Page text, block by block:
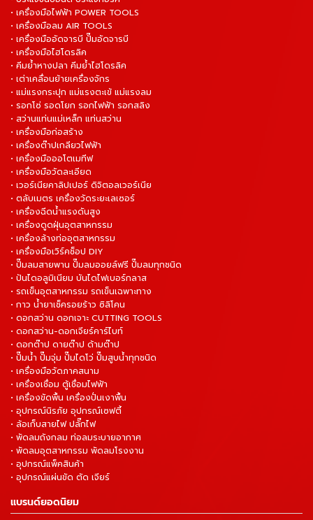
• เครื่องมือไฟฟ้า POWER TOOLS
• เครื่องมือลม AIR TOOLS
• เครื่องมืออัดจารบี ปั๊มอัดจารบี
• เครื่องมือไฮโดรลิค
• คีมย้ำหางปลา คีมย้ำไฮโดรลิค
• เต่าเคลื่อนย้ายเครื่องจักร
• แม่แรงกระปุก แม่แรงตะเข้ แม่แรงลม
• รอกโซ่ รอดโยก รอกไฟฟ้า รอกสลิง
• สว่านแท่นแม่เหล็ก แท่นสว่าน
• เครื่องมือก่อสร้าง
• เครื่องต๊าปเกลียวไฟฟ้า
• เครื่องมือออโตเมทีฟ
• เครื่องมือวัดละเอียด
• เวอร์เนียคาลิปเปอร์ ดิจิตอลเวอร์เนีย
• ตลับเมตร เครื่องวัดระยะเลเซอร์
• เครื่องฉีดน้ำแรงดันสูง
• เครื่องดูดฝุ่นอุตสาหกรรม
• เครื่องล้างท่ออุตสาหกรรม
• เครื่องมือเวิร์คช็อป DIY
• ปั๊มลมสายพาน ปั๊มลมออยล์ฟรี ปั๊มลมทุกชนิด
• ปันไดอลูมิเนียม บันไดไฟเบอร์กลาส
• รถเข็นอุตสาหกรรม รถเข็นเฉพาะทาง
• กาว น้ำยาเช็ครอยร้าว ซิลิโคน
• ดอกสว่าน ดอกเจาะ CUTTING TOOLS
• ดอกสว่าน-ดอกเจียร์คาร์ไบท์
• ดอกต๊าป ดายต๊าป ด้ามต๊าป
• ปั๊มน้ำ ปั๊มจุ่ม ปั๊มไดโว่ ปั๊มสูบน้ำทุกชนิด
• เครื่องมือวัดภาคสนาม
• เครื่องเชื่อม ตู้เชื่อมไฟฟ้า
• เครื่องขัดพื้น เครื่องปั่นเงาพื้น
• อุปกรณ์นิรภัย อุปกรณ์เซฟตี้
• ล้อเก็บสายไฟ ปลั๊กไฟ
• พัดลมถังกลม ท่อลมระบายอากาศ
• พัดลมอุตสาหกรรม พัดลมโรงงาน
• อุปกรณ์แพ็คสินค้า
• อุปกรณ์แผ่นขัด ตัด เจียร์
แบรนด์ยอดนิยม